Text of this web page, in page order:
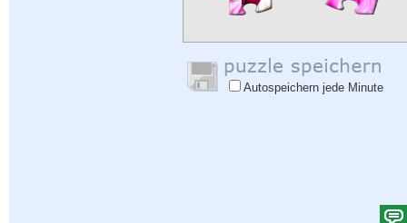
Autospeichern jede Minute